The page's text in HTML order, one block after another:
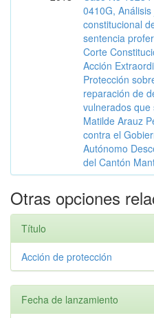
0410G,
constitucional
sentencia
Corte
Acción
Protección
reparación de
vulnerados que
Matilde Arauz
contra el
Autónomo
del Cantón
Otras opciones
Título
Acción de protección
Fecha de lanzamiento